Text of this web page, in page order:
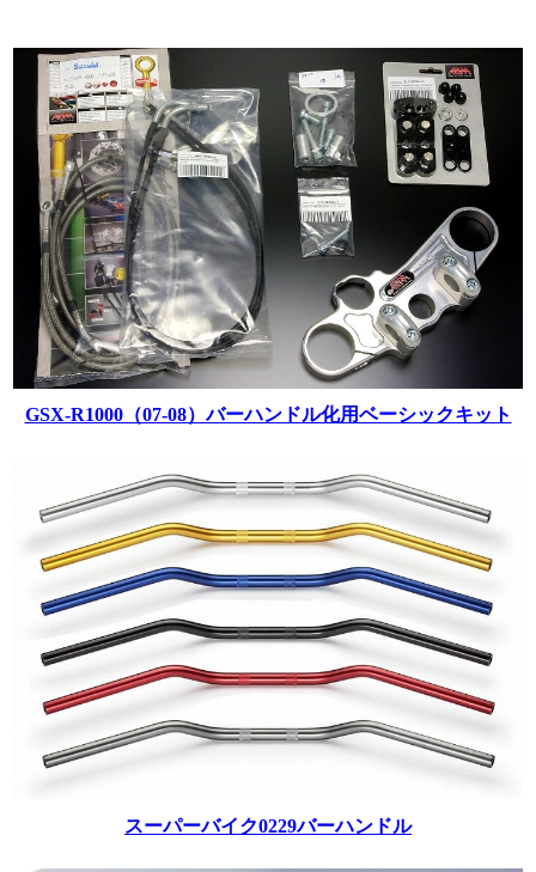
GSX-R1000（07-08）バーハンドル化用ベーシックキット
スーパーバイク0229バーハンドル